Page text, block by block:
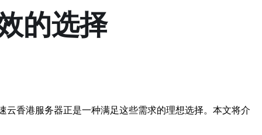
的选择
香港服务器正是一种满足这些需求的理想选择。本文将介